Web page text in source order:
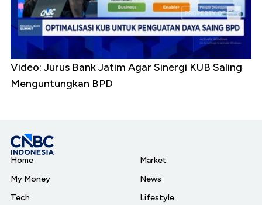
Video: Jurus Bank Jatim Agar Sinergi KUB Saling
Menguntungkan BPD
Home
My Money
Tech
Market
News
Lifestyle